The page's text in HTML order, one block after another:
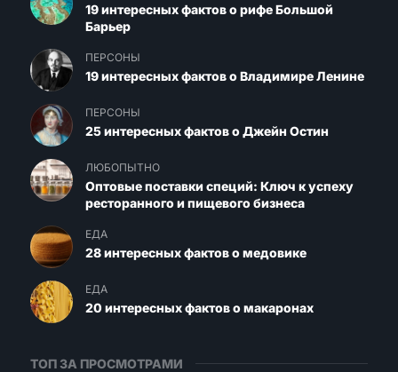
19 интересных фактов о рифе Большой
Барьер
ПЕРСОНЫ
19 интересных фактов о Владимире Ленине
ПЕРСОНЫ
25 интересных фактов о Джейн Остин
ЛЮБОПЫТНО
Оптовые поставки специй: Ключ к успеху
ресторанного и пищевого бизнеса
ЕДА
28 интересных фактов о медовике
ЕДА
20 интересных фактов о макаронах
ТОП ЗА ПРОСМОТРАМИ